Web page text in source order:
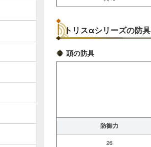
トリスαシリーズの防具
頭の防具
防御力
26